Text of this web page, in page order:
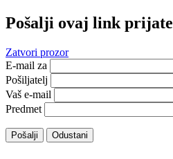
Pošalji ovaj link
Zatvori prozor
E-mail za
Pošiljatelj
Vaš e-mail
Predmet
Pošalji Odustani